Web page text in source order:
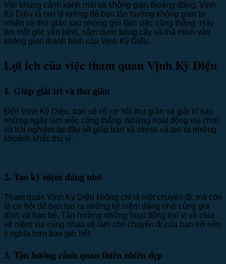
Với khung cảnh xanh mát và không gian thoáng đãng, Vịnh
Kỳ Diệu là nơi lý tưởng để bạn tận hưởng không gian tự
nhiên và thư giãn sau những giờ làm việc căng thẳng. Hãy
tìm một góc yên bình, nằm dưới bóng cây và thả mình vào
không gian thanh bình của Vịnh Kỳ Diệu.
Lợi ích của việc tham quan Vịnh Kỳ Diệu
1. Giúp giải trí và thư giãn
Đến Vịnh Kỳ Diệu, bạn sẽ có cơ hội thư giãn và giải trí sau
những ngày làm việc căng thẳng. Những hoạt động vui chơi
và trải nghiệm tại đây sẽ giúp bạn xả stress và tạo ra những
khoảnh khắc thú vị.
2. Tạo kỷ niệm đáng nhớ
Tham quan Vịnh Kỳ Diệu không chỉ là một chuyến đi, mà còn
là cơ hội để bạn tạo ra những kỷ niệm đáng nhớ cùng gia
đình và bạn bè. Tận hưởng những hoạt động thú vị và chia
sẻ niềm vui cùng nhau sẽ làm cho chuyến đi của bạn trở nên
ý nghĩa hơn bao giờ hết.
3. Tận hưởng cảnh quan thiên nhiên đẹp